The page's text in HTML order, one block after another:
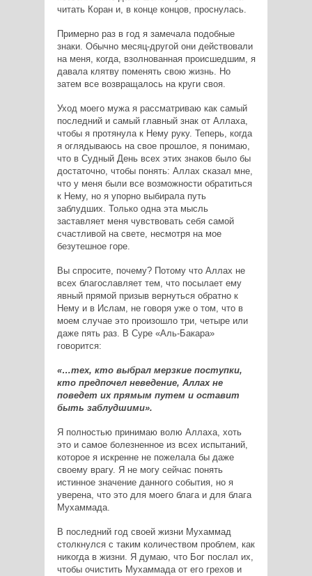
читать Коран и, в конце концов, проснулась.
Примерно раз в год я замечала подобные
знаки. Обычно месяц-другой они действовали
на меня, когда, взолнованная происшедшим, я
давала клятву поменять свою жизнь. Но
затем все возвращалось на круги своя.
Уход моего мужа я рассматриваю как самый
последний и самый главный знак от Аллаха,
чтобы я протянула к Нему руку. Теперь, когда
я оглядываюсь на свое прошлое, я понимаю,
что в Судный День всех этих знаков было бы
достаточно, чтобы понять: Аллах сказал мне,
что у меня были все возможности обратиться
к Нему, но я упорно выбирала путь
заблудших. Только одна эта мысль
заставляет меня чувствовать себя самой
счастливой на свете, несмотря на мое
безутешное горе.
Вы спросите, почему? Потому что Аллах не
всех благославляет тем, что посылает ему
явный прямой призыв вернуться обратно к
Нему и в Ислам, не говоря уже о том, что в
моем случае это произошло три, четыре или
даже пять раз. В Суре «Аль-Бакара»
говорится:
«…тех, кто выбрал мерзкие поступки,
кто предпочел неведение, Аллах не
поведет их прямым путем и оставит
быть заблудшими».
Я полностью принимаю волю Аллаха, хоть
это и самое болезненное из всех испытаний,
которое я искренне не пожелала бы даже
своему врагу. Я не могу сейчас понять
истинное значение данного события, но я
уверена, что это для моего блага и для блага
Мухаммада.
В последний год своей жизни Мухаммад
столкнулся с таким количеством проблем, как
никогда в жизни. Я думаю, что Бог послал их,
чтобы очистить Мухаммада от его грехов и